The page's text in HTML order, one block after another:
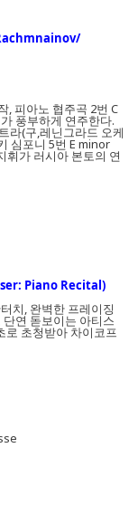
, 피아노 협주곡 2번 C
풍부하게 연주한다.
라(구,레닌그라드 오케
심포니 5번 E minor
휘가 러시아 본토의 연
Piano Recital)
치, 완벽한 프레이징
연 돋보이는 아티스
로 초청받아 차이코프